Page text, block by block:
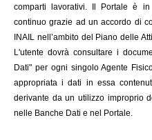
comparti lavorativi. Il Portale è
continuo grazie ad un accordo di
INAIL nell’ambito del Piano delle
L'utente dovrà consultare i
Dati" per ogni singolo Agente
appropriata i dati in essa
derivante da un utilizzo improprio
nelle Banche Dati e nel Portale.